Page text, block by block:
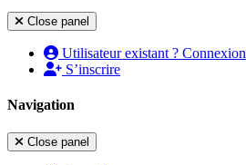
Close panel
Utilisateur existant ? Connexion
S’inscrire
Navigation
Close panel